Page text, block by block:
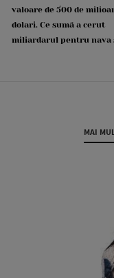
valoare de 500 de
dolari. Ce sumă a cerut
miliardarul pentru nava
MAI